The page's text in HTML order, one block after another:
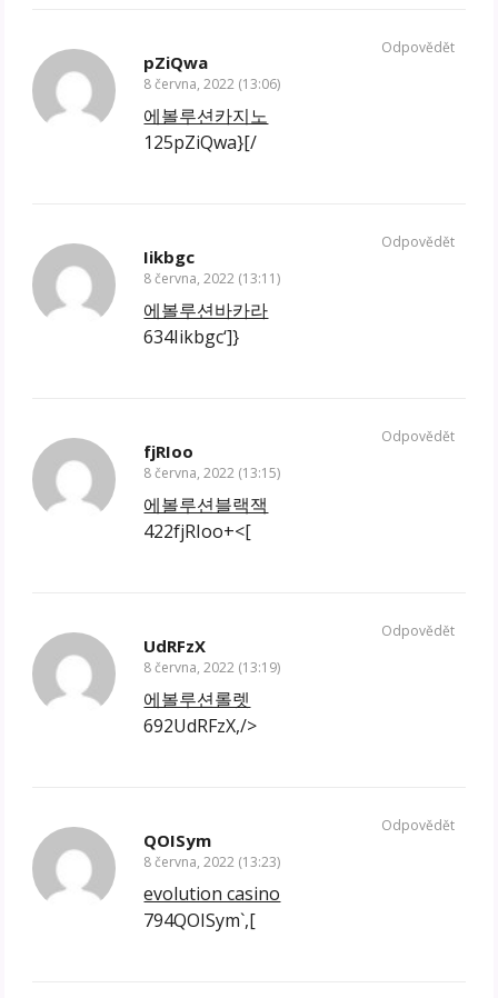
pZiQwa
8 června, 2022 (13:06)
에볼루션카지노
125pZiQwa}[/
Odpovědět
Iikbgc
8 června, 2022 (13:11)
에볼루션바카라
634Iikbgc‘]}
Odpovědět
fjRIoo
8 června, 2022 (13:15)
에볼루션블랙잭
422fjRIoo+<[
Odpovědět
UdRFzX
8 června, 2022 (13:19)
에볼루션롤렛
692UdRFzX,/>
Odpovědět
QOISym
8 června, 2022 (13:23)
evolution casino
794QOISym`,[
Odpovědět